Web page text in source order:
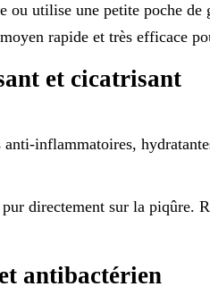
ou utilise une petite poche
rapide et très efficace
et cicatrisant
inflammatoires,
directement sur la piqûre.
antibactérien